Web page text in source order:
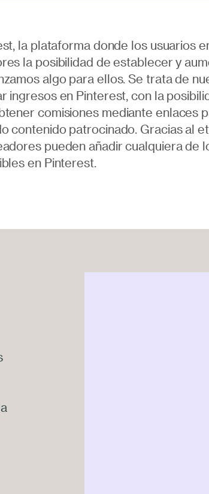
la plataforma donde los usuarios
la posibilidad de establecer y
algo para ellos. Se trata de
ingresos en Pinterest, con la
comisiones mediante enlaces
contenido patrocinado. Gracias al
pueden añadir cualquiera de
en Pinterest.